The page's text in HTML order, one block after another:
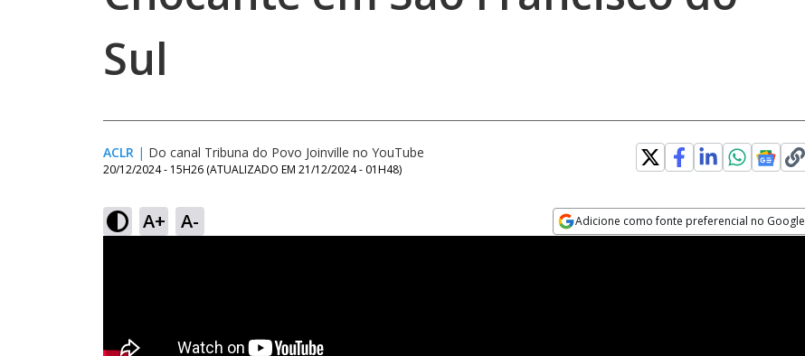
Sul
ACLR | Do canal Tribuna do Povo Joinville no YouTube
20/12/2024 - 15H26 (ATUALIZADO EM 21/12/2024 - 01H48)
A+ A- Adicione como fonte preferencial no Google